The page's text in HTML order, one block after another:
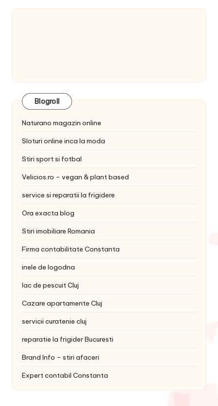
Blogroll
Naturano magazin online
Sloturi online inca la moda
Stiri sport si fotbal
Velicios.ro – vegan & plant based
service si reparatii la frigidere
Ora exacta blog
Stiri imobiliare Romania
Firma contabilitate Constanta
inele de logodna
lac de pescuit Cluj
Cazare apartamente Cluj
servicii curatenie cluj
reparatie la frigider Bucuresti
Brand Info – stiri afaceri
Expert contabil Constanta